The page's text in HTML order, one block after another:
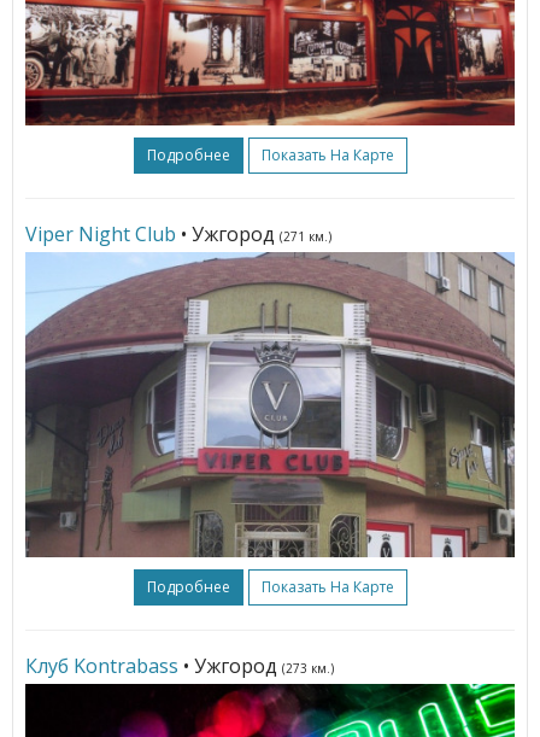
Подробнее Показать На Карте
Viper Night Club • Ужгород (271 км.)
Подробнее Показать На Карте
Клуб Kontrabass • Ужгород (273 км.)